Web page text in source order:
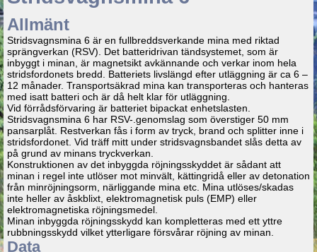
Allmänt
Stridsvagnsmina 6 är en fullbreddsverkande mina med riktad
sprängverkan (RSV). Det batteridrivan tändsystemet, som är
inbyggt i minan, är magnetsikt avkännande och verkar inom hela
stridsfordonets bredd. Batteriets livslängd efter utläggning är ca 6 –
12 månader. Transportsäkrad mina kan transporteras och hanteras
med isatt batteri och är då helt klar för utläggning.
Vid förrådsförvaring är batteriet bipackat enhetslasten.
Stridsvagnsmina 6 har RSV-.genomslag som överstiger 50 mm
pansarplåt. Restverkan fås i form av tryck, brand och splitter inne i
stridsfordonet. Vid träff mitt under stridsvagnsbandet slås detta av
på grund av minans tryckverkan.
Konstruktionen av det inbyggda röjningsskyddet är sådant att
minan i regel inte utlöser mot minvält, kättingridå eller av detonation
från minröjningsorm, närliggande mina etc. Mina utlöses/skadas
inte heller av åskblixt, elektromagnetisk puls (EMP) eller
elektromagnetiska röjningsmedel.
Minan inbyggda röjningsskydd kan kompletteras med ett yttre
rubbningsskydd vilket ytterligare försvårar röjning av minan.
Data